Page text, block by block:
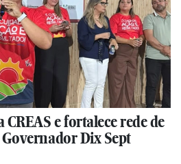
e fortalece rede de
Dix Sept